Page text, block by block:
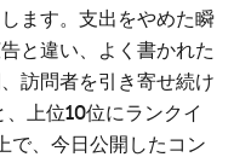
ます。支出をやめた瞬
と違い、よく書かれた
訪問者を引き寄せ続け
上位10位にランクイ
で、今日公開したコン